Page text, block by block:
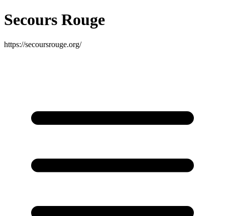
Secours Rouge
https://secoursrouge.org/